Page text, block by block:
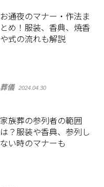
お通夜のマナー・作法ま
とめ！服装、香典、焼香
や式の流れも解説
葬儀 2024.04.30
家族葬の参列者の範囲
は？服装や香典、参列し
ない時のマナーも